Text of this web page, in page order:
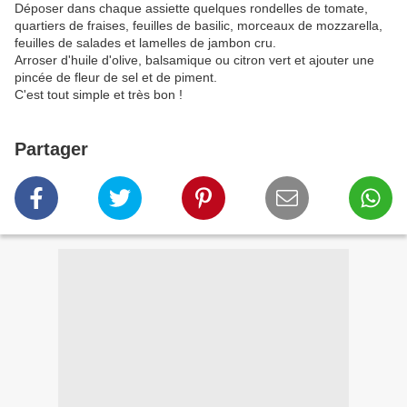
Déposer dans chaque assiette quelques rondelles de tomate,
quartiers de fraises, feuilles de basilic, morceaux de mozzarella,
feuilles de salades et lamelles de jambon cru.
Arroser d'huile d'olive, balsamique ou citron vert et ajouter une
pincée de fleur de sel et de piment.
C'est tout simple et très bon !
Partager